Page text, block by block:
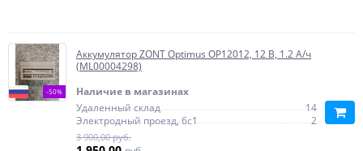
-50%
Аккумулятор ZONT Optimus OP12012, 12 В, 1.2 А/ч
(ML00004298)
Наличие в магазинах
Удаленный склад
14
Электродный проезд, 6с1
2
3 900,00 руб.